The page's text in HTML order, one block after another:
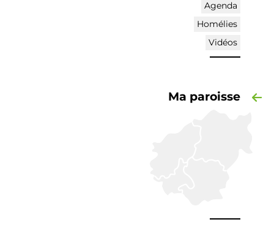
Agenda
Homélies
Vidéos
Ma paroisse